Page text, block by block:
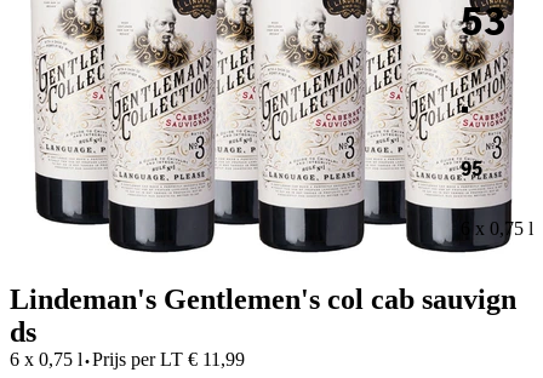
53
.
95
6 x 0,75 l
Lindeman's Gentlemen's col cab sauvign
ds
6 x 0,75 l·Prijs per LT € 11,99